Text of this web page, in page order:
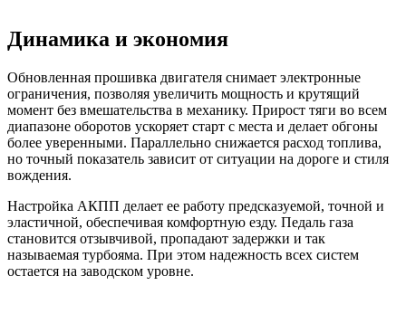
Динамика и экономия
Обновленная прошивка двигателя снимает электронные
ограничения, позволяя увеличить мощность и крутящий
момент без вмешательства в механику. Прирост тяги во всем
диапазоне оборотов ускоряет старт с места и делает обгоны
более уверенными. Параллельно снижается расход топлива,
но точный показатель зависит от ситуации на дороге и стиля
вождения.
Настройка АКПП делает ее работу предсказуемой, точной и
эластичной, обеспечивая комфортную езду. Педаль газа
становится отзывчивой, пропадают задержки и так
называемая турбояма. При этом надежность всех систем
остается на заводском уровне.